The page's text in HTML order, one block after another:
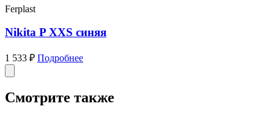
Ferplast
Nikita P XXS синяя
1 533 ₽ Подробнее
Смотрите также